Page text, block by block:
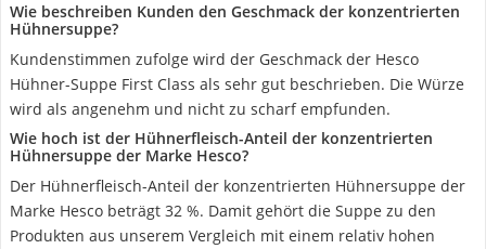
Wie beschreiben Kunden den Geschmack der konzentrierten
Hühnersuppe?
Kundenstimmen zufolge wird der Geschmack der Hesco
Hühner-Suppe First Class als sehr gut beschrieben. Die Würze
wird als angenehm und nicht zu scharf empfunden.
Wie hoch ist der Hühnerfleisch-Anteil der konzentrierten
Hühnersuppe der Marke Hesco?
Der Hühnerfleisch-Anteil der konzentrierten Hühnersuppe der
Marke Hesco beträgt 32 %. Damit gehört die Suppe zu den
Produkten aus unserem Vergleich mit einem relativ hohen